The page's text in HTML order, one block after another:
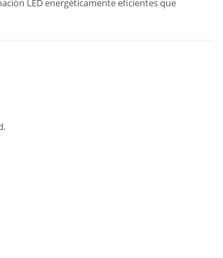
LED energéticamente eficientes que